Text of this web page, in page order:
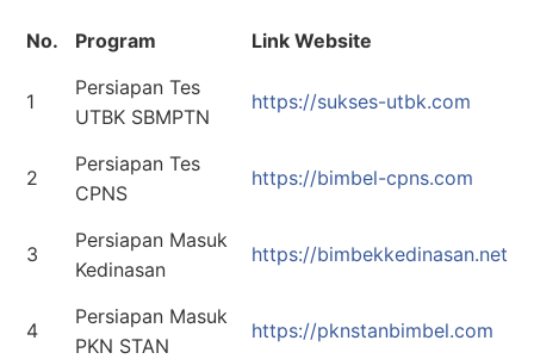
No. Program Link Website
1
Persiapan Tes
UTBK SBMPTN
https://sukses-utbk.com
2
Persiapan Tes
CPNS
https://bimbel-cpns.com
3
Persiapan Masuk
Kedinasan
https://bimbekkedinasan.net
4
Persiapan Masuk
PKN STAN
https://pknstanbimbel.com